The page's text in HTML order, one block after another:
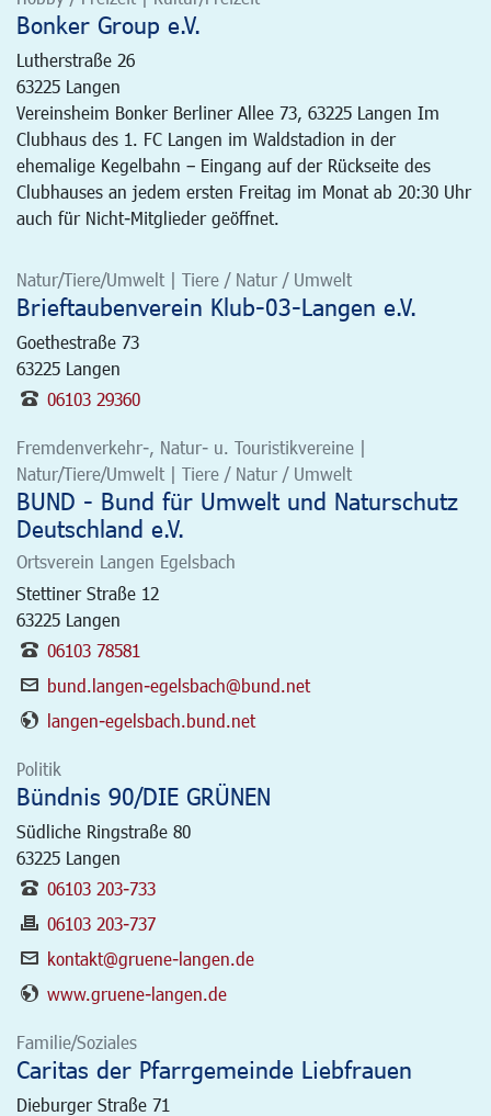
Bonker Group e.V.
Lutherstraße 26
63225 Langen
Vereinsheim Bonker Berliner Allee 73, 63225 Langen Im
Clubhaus des 1. FC Langen im Waldstadion in der
ehemalige Kegelbahn – Eingang auf der Rückseite des
Clubhauses an jedem ersten Freitag im Monat ab 20:30 Uhr
auch für Nicht-Mitglieder geöffnet.
Natur/Tiere/Umwelt | Tiere / Natur / Umwelt
Brieftaubenverein Klub-03-Langen e.V.
Goethestraße 73
63225 Langen
06103 29360
Fremdenverkehr-, Natur- u. Touristikvereine |
Natur/Tiere/Umwelt | Tiere / Natur / Umwelt
BUND - Bund für Umwelt und Naturschutz
Deutschland e.V.
Ortsverein Langen Egelsbach
Stettiner Straße 12
63225 Langen
06103 78581
bund.langen-egelsbach@bund.net
langen-egelsbach.bund.net
Politik
Bündnis 90/DIE GRÜNEN
Südliche Ringstraße 80
63225 Langen
06103 203-733
06103 203-737
kontakt@gruene-langen.de
www.gruene-langen.de
Familie/Soziales
Caritas der Pfarrgemeinde Liebfrauen
Dieburger Straße 71